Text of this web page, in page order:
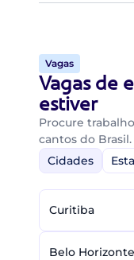
Vagas
Vagas de
estiver
Procure
cantos do Brasil.
Cidades
Curitiba
Belo Horizonte